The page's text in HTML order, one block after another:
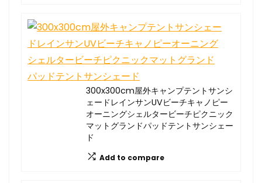
300x300cm屋外キャンプテントサンシ
ェードレインサンUVビーチキャノピー
オーニングシェルタービーチピクニック
マットグランドパッドテントサンシェー
ド
Add to compare